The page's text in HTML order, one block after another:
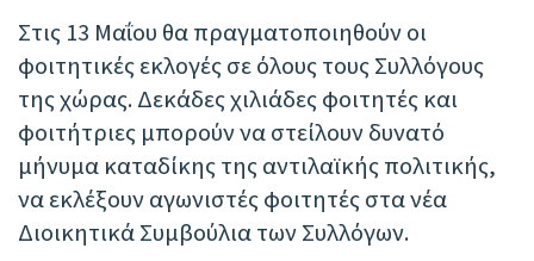
t
e
:
Στις 13 Μαΐου θα πραγματοποιηθούν οι
φοιτητικές εκλογές σε όλους τους Συλλόγους
της χώρας. Δεκάδες χιλιάδες φοιτητές και
φοιτήτριες μπορούν να στείλουν δυνατό
μήνυμα καταδίκης της αντιλαϊκής πολιτικής,
να εκλέξουν αγωνιστές φοιτητές στα νέα
Διοικητικά Συμβούλια των Συλλόγων.